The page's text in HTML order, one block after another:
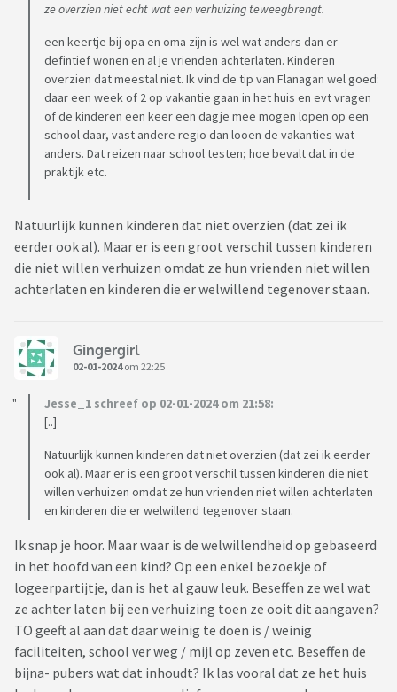
ze overzien niet echt wat een verhuizing teweegbrengt.
een keertje bij opa en oma zijn is wel wat anders dan er
defintief wonen en al je vrienden achterlaten. Kinderen
overzien dat meestal niet. Ik vind de tip van Flanagan wel goed:
daar een week of 2 op vakantie gaan in het huis en evt vragen
of de kinderen een keer een dagje mee mogen lopen op een
school daar, vast andere regio dan looen de vakanties wat
anders. Dat reizen naar school testen; hoe bevalt dat in de
praktijk etc.
Natuurlijk kunnen kinderen dat niet overzien (dat zei ik
eerder ook al). Maar er is een groot verschil tussen kinderen
die niet willen verhuizen omdat ze hun vrienden niet willen
achterlaten en kinderen die er welwillend tegenover staan.
Gingergirl
02-01-2024om 22:25
Jesse_1 schreef op 02-01-2024 om 21:58:
[..]
Natuurlijk kunnen kinderen dat niet overzien (dat zei ik eerder
ook al). Maar er is een groot verschil tussen kinderen die niet
willen verhuizen omdat ze hun vrienden niet willen achterlaten
en kinderen die er welwillend tegenover staan.
Ik snap je hoor. Maar waar is de welwillendheid op gebaseerd
in het hoofd van een kind? Op een enkel bezoekje of
logeerpartijtje, dan is het al gauw leuk. Beseffen ze wel wat
ze achter laten bij een verhuizing toen ze ooit dit aangaven?
TO geeft al aan dat daar weinig te doen is / weinig
faciliteiten, school ver weg / mijl op zeven etc. Beseffen de
bijna- pubers wat dat inhoudt? Ik las vooral dat ze het huis